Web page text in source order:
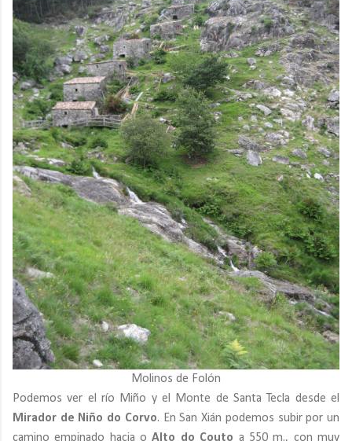
Molinos de Folón
Podemos ver el río Miño y el Monte de Santa Tecla desde el
Mirador de Niño do Corvo. En San Xián podemos subir por un
camino empinado hacia oAlto do Couto a 550 m., con muy